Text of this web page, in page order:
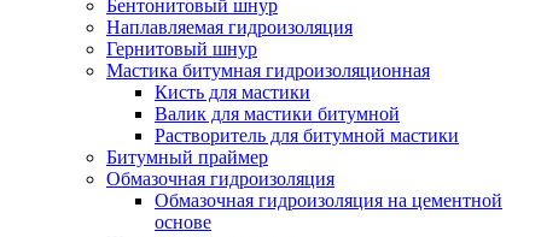
Бентонитовый шнур
Наплавляемая гидроизоляция
Гернитовый шнур
Мастика битумная гидроизоляционная
Кисть для мастики
Валик для мастики битумной
Растворитель для битумной мастики
Битумный праймер
Обмазочная гидроизоляция
Обмазочная гидроизоляция на цементной
основе